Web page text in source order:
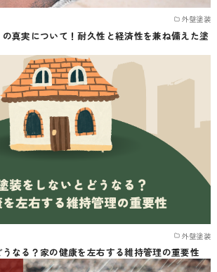
外壁塗装
真実について！耐久性と経済性を兼ね備えた塗
外壁塗装
なる？家の健康を左右する維持管理の重要性